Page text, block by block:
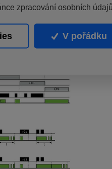
zpracování osobních
V pořádku